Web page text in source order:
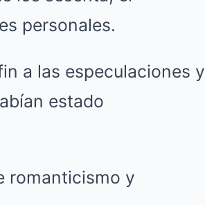
personales.
a las especulaciones y
estado
romanticismo y